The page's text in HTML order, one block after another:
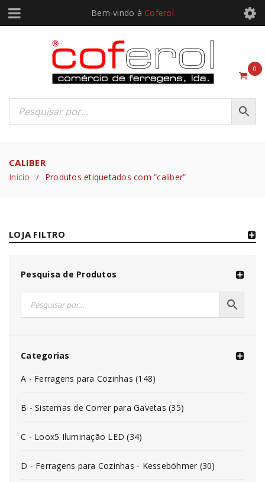
Bem-vindo à Coferol
0
CALIBER
Início / Produtos etiquetados com “caliber”
LOJA FILTRO
Pesquisa de Produtos
Categorias
A - Ferragens para Cozinhas (148)
B - Sistemas de Correr para Gavetas (35)
C - Loox5 Iluminação LED (34)
D - Ferragens para Cozinhas - Kesseböhmer (30)